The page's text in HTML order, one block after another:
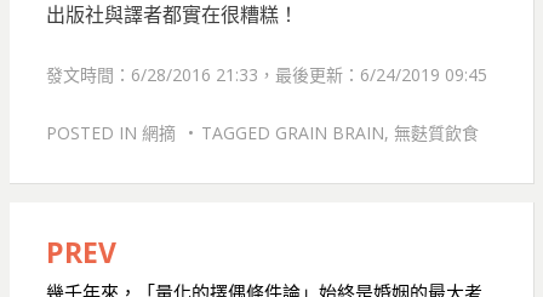
出版社與譯者都實在很糟糕！
發文時間：6/28/2016 21:33，最後更新：6/24/2019 09:45
POSTED IN 網摘 TAGGED GRAIN BRAIN, 無麩質飲食
文
PREV